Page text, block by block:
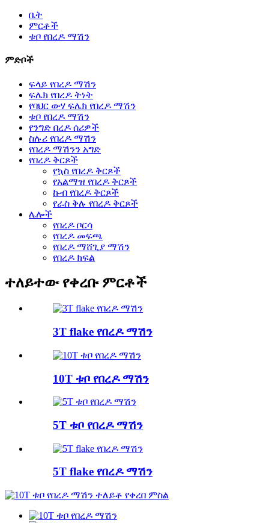
ቤት
ምርቶች
ቱቦ የበረዶ ማሽን
ምድቦች
ፍላይ የበረዶ ማሽን
ፍሌክ የበረዶ ትነት
የባህር ውሃ ፍሌክ የበረዶ ማሽን
ቱቦ የበረዶ ማሽን
የንግድ በረዶ ሰሪዎች
ስሉሪ የበረዶ ማሽን
የበረዶ ማሽንን አግድ
የበረዶ ቅርጾች
የኳስ የበረዶ ቅርጾች
የአልማዝ የበረዶ ቅርጾች
ኩብ የበረዶ ቅርጾች
የራስ ቅሉ የበረዶ ቅርጾች
ሌሎች
የበረዶ ቦርሳ
የበረዶ መፍጫ
የበረዶ ማሸጊያ ማሽን
የበረዶ ክፍል
ተለይተው የቀረቡ ምርቶች
3T flake የበረዶ ማሽን
10T ቱቦ የበረዶ ማሽን
5T ቱቦ የበረዶ ማሽን
5T flake የበረዶ ማሽን